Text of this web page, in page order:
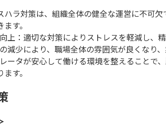
ラ対策は、組織全体の健全な運営に不可欠
す。
上：適切な対策によりストレスを軽減し、
減少により、職場全体の雰囲気が良くなり、
ータが安心して働ける環境を整えることで
す。